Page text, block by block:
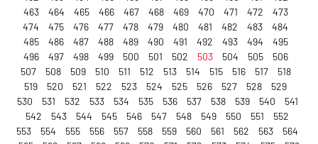
463
464 465 466 467 468 469 470 471 472
473
474
475 476 477 478 479 480 481 482 483
484
485
486 487 488 489 490 491 492 493 494
495
496
497 498 499 500 501 502 503 504 505
506
507
508 509 510 511 512 513 514 515 516 517
518
519
520 521 522 523 524 525 526 527 528
529
530
531 532 533 534 535 536 537 538 539 540
541
542
543 544 545 546 547 548 549 550 551
552
553
554 555 556 557 558 559 560 561 562 563
564